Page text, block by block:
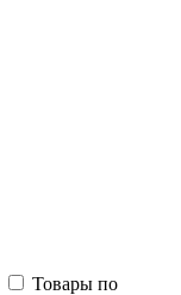
Товары по